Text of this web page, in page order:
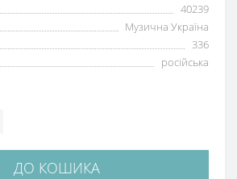
40239
Музична Україна
336
російська
ДО КОШИКА